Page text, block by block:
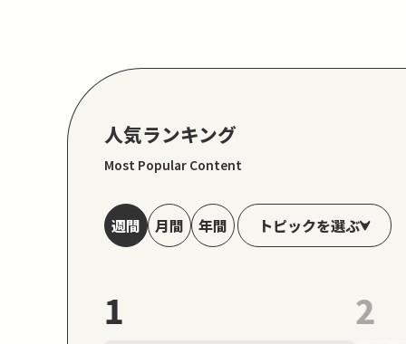
人気ランキング
Most Popular Content
週間 月間 年間 トピックを選ぶ
1 2